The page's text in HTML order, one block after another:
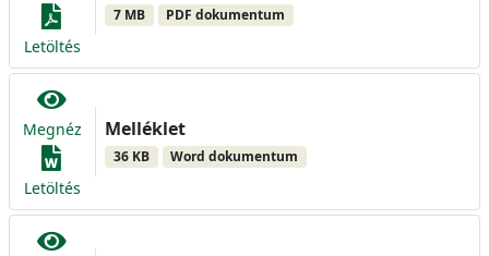
Letöltés
7 MB PDF dokumentum
Megnéz
Letöltés
Melléklet
36 KB Word dokumentum